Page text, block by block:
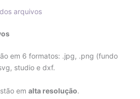
arquivos
em 6 formatos: .jpg, .png (fundo
studio e dxf.
em alta resolução.